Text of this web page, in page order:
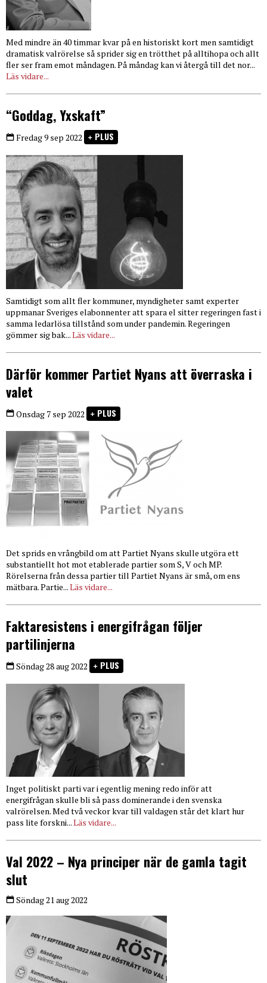
Med mindre än 40 timmar kvar på en historiskt kort men samtidigt
dramatisk valrörelse så sprider sig en trötthet på alltihopa och allt
fler ser fram emot måndagen. På måndag kan vi återgå till det nor...
Läs vidare...
“Goddag, Yxskaft”
Fredag 9 sep 2022 PLUS
Samtidigt som allt fler kommuner, myndigheter samt experter
uppmanar Sveriges elabonnenter att spara el sitter regeringen fast i
samma ledarlösa tillstånd som under pandemin. Regeringen
gömmer sig bak...Läs vidare...
Därför kommer Partiet Nyans att överraska i
valet
Onsdag 7 sep 2022 PLUS
Det sprids en vrångbild om att Partiet Nyans skulle utgöra ett
substantiellt hot mot etablerade partier som S, V och MP.
Rörelserna från dessa partier till Partiet Nyans är små, om ens
mätbara. Partie...Läs vidare...
Faktaresistens i energifrågan följer
partilinjerna
Söndag 28 aug 2022 PLUS
Inget politiskt parti var i egentlig mening redo inför att
energifrågan skulle bli så pass dominerande i den svenska
valrörelsen. Med två veckor kvar till valdagen står det klart hur
pass lite forskni...Läs vidare...
Val 2022 – Nya principer när de gamla tagit
slut
Söndag 21 aug 2022